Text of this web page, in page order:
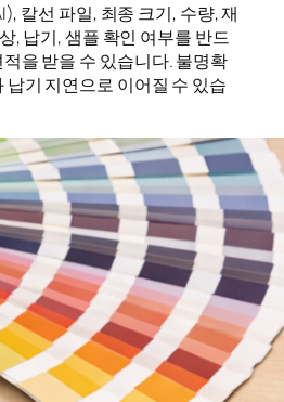
칼선 파일, 최종 크기, 수량, 재
, 납기, 샘플 확인 여부를 반드
을 받을 수 있습니다. 불명확
납기 지연으로 이어질 수 있습